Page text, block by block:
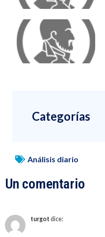
Categorías
Análisis diario
Un comentario
turgot dice: